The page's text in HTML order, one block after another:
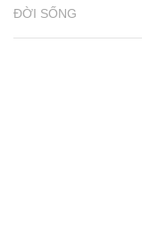
ĐỜI SỐNG